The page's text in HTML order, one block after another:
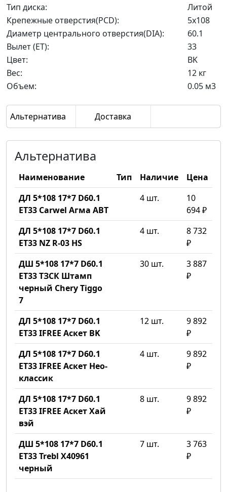
Тип диска:
Литой
Крепежные отверстия(PCD):
5x108
Диаметр центрального отверстия(DIA):
60.1
Вылет (ET):
33
Цвет:
BK
Вес:
12 кг
Объем:
0.05 м3
Альтернатива Доставка
Альтернатива
Наименование Тип Наличие
Цена
ДЛ 5*108 17*7 D60.1
ET33 Carwel Агма ABT
4 шт.
10
694 ₽
ДЛ 5*108 17*7 D60.1
ET33 NZ R-03 HS
4 шт.
8 732
₽
ДШ 5*108 17*7 D60.1
ET33 ТЗСК Штамп
черный Chery Tiggo
7
30 шт.
3 887
₽
ДЛ 5*108 17*7 D60.1
ET33 IFREE Аскет BK
12 шт.
9 892
₽
ДЛ 5*108 17*7 D60.1
ET33 IFREE Аскет Нео-
классик
4 шт.
9 892
₽
ДЛ 5*108 17*7 D60.1
ET33 IFREE Аскет Хай
вэй
8 шт.
9 892
₽
ДШ 5*108 17*7 D60.1
ET33 Trebl X40961
черный
7 шт.
3 763
₽